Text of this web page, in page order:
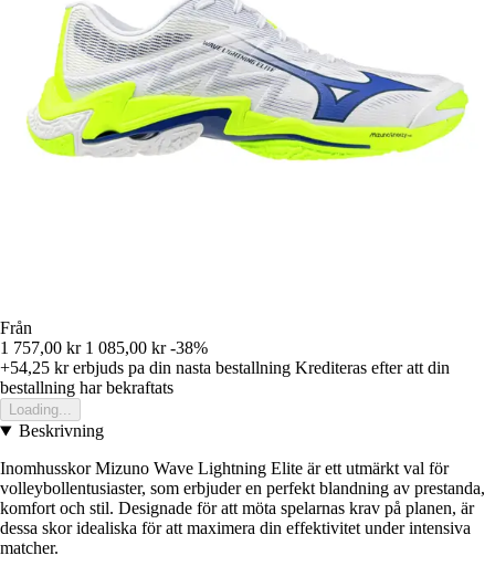
Från
1 757,00 kr 1 085,00 kr -38%
+54,25 krerbjuds pa din nasta bestallning Krediteras efter att din
bestallning har bekraftats
Loading...
Beskrivning
Inomhusskor Mizuno Wave Lightning Elite är ett utmärkt val för
volleybollentusiaster, som erbjuder en perfekt blandning av prestanda,
komfort och stil. Designade för att möta spelarnas krav på planen, är
dessa skor idealiska för att maximera din effektivitet under intensiva
matcher.